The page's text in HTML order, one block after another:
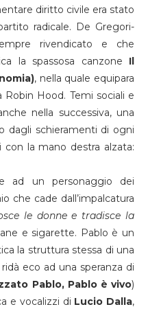
diritto civile era stato
radicale. De Gregori-
rivendicato e che
la spassosa canzone Il
, nella quale equipara
Hood. Temi sociali e
nella successiva, una
dagli schieramenti di ogni
la mano destra alzata:
ad un personaggio dei
che cade dall’impalcatura
le donne e tradisce la
e sigarette. Pablo è un
la struttura stessa di una
ridà eco ad una speranza di
Pablo, Pablo è vivo)
e vocalizzi di Lucio Dalla,